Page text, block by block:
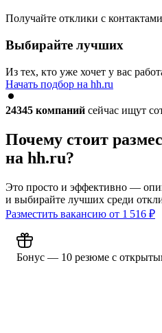
Получайте отклики с
Выбирайте лучших
Из тех, кто уже хочет у вас
Начать подбор на hh.ru
24345 компаний сейчас ищут
Почему стоит
на hh.ru?
Это просто и эффективно —
и выбирайте лучших среди
Разместить вакансию от 1 516 ₽
Бонус — 10 резюме с